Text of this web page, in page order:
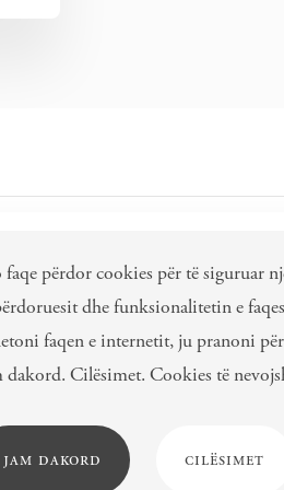
përdor cookies për të siguruar
dhe funksionalitetin e
faqen e internetit, ju pranoni
dakord. Cilësimet. Cookies të
jam dakord cilësimet
DHE SHËNIME